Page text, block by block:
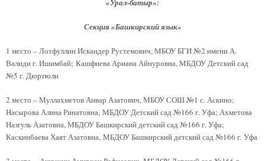
«Урал-батыр»:
Секция «Башкирский язык»
1 место – Лотфуллин Искандер Рустемович, МБОУ БГИ №2 имени А.
Валиди г. Ишимбай; Кашфиева Ариана Айнуровна, МБДОУ Детский сад
№5 г. Дюртюли
2 место – Муллахметов Анвар Азатович, МБОУ СОШ №1 с. Аскино;
Насырова Алина Ринатовна, МБДОУ Детский сад №166 г. Уфа; Ахметова
Назгуль Азатовна, МБДОУ Башкирский детский сад №166 г. Уфа;
Каскинбаева Хаят Азатовна, МБДОУ Башкирский детский сад №166 г. Уфа